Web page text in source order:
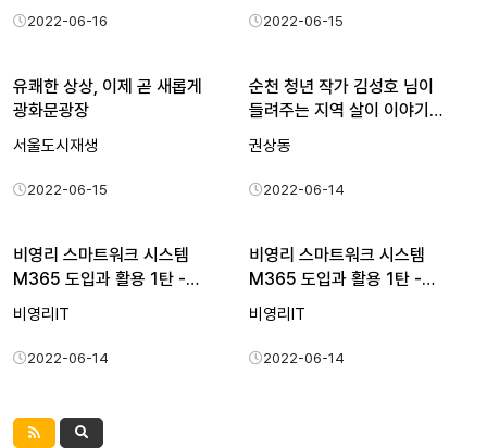
2022-06-16 2022-06-15
유쾌한 상상, 이제 곧 새롭게
광화문광장
서울도시재생
2022-06-15
순천 청년 작가 김성호 님이
들려주는 지역 살이 이야기…
권상동
2022-06-14
비영리 스마트워크 시스템
M365 도입과 활용 1탄 -…
비영리IT
2022-06-14
비영리 스마트워크 시스템
M365 도입과 활용 1탄 -…
비영리IT
2022-06-14